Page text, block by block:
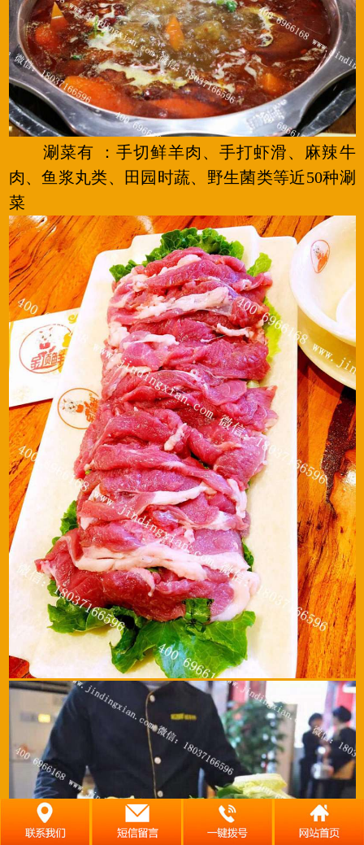
涮菜有 ：手切鲜羊肉、手打虾滑、麻辣牛
肉、鱼浆丸类、田园时蔬、野生菌类等近50种涮
菜